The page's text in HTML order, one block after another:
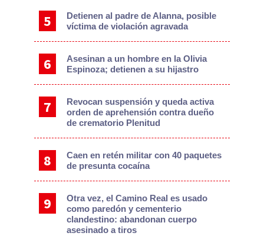
Detienen al padre de Alanna, posible
víctima de violación agravada
Asesinan a un hombre en la Olivia
Espinoza; detienen a su hijastro
Revocan suspensión y queda activa
orden de aprehensión contra dueño
de crematorio Plenitud
Caen en retén militar con 40 paquetes
de presunta cocaína
Otra vez, el Camino Real es usado
como paredón y cementerio
clandestino: abandonan cuerpo
asesinado a tiros